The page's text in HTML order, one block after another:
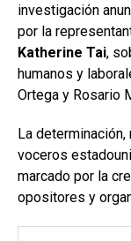
investigación
por la
Katherine Tai,
humanos y
Ortega y Rosario
La
voceros
marcado por la
opositores y